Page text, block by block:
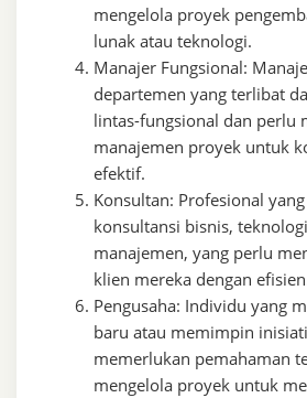
mengelola proyek
lunak atau teknologi.
Manajer Fungsional:
departemen yang terlibat
lintas-fungsional dan perlu
manajemen proyek untuk
efektif.
Konsultan: Profesional
konsultansi bisnis,
manajemen, yang perlu
klien mereka dengan
Pengusaha: Individu yang
baru atau memimpin
memerlukan pemahaman
mengelola proyek untuk